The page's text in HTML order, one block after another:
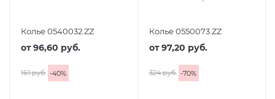
Колье 0540032.ZZ
от96,60 руб.
161 руб. -40%
Колье 0550073.ZZ
от97,20 руб.
324 руб. -70%